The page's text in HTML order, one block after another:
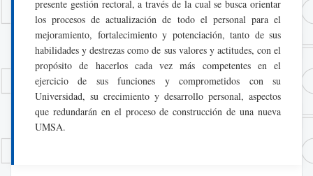
presente gestión rectoral, a través de la cual se busca orientar
los procesos de actualización de todo el personal para el
mejoramiento, fortalecimiento y potenciación, tanto de sus
habilidades y destrezas como de sus valores y actitudes, con el
propósito de hacerlos cada vez más competentes en el
ejercicio de sus funciones y comprometidos con su
Universidad, su crecimiento y desarrollo personal, aspectos
que redundarán en el proceso de construcción de una nueva
UMSA.